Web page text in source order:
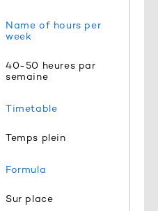
Name of hours per
week
40-50 heures par
semaine
Timetable
Temps plein
Formula
Sur place